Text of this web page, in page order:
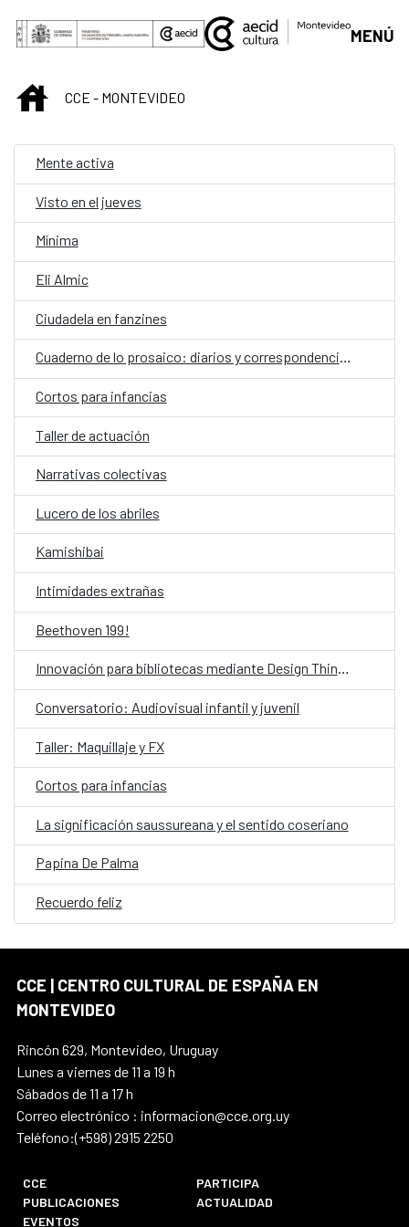
Saltar al contenido principal
MENÚ
INICIOCCE - MONTEVIDEO
Mente activa
Visto en el jueves
Mínima
Eli Almic
Ciudadela en fanzines
Cuaderno de lo prosaico: diarios y correspondencias
Cortos para infancias
Taller de actuación
Narrativas colectivas
Lucero de los abriles
Kamishibai
Intimidades extrañas
Beethoven 199!
Innovación para bibliotecas mediante Design Thinking asistido por IA
Conversatorio: Audiovisual infantil y juvenil
Taller: Maquillaje y FX
Cortos para infancias
La significación saussureana y el sentido coseriano
Papina De Palma
Recuerdo feliz
CCE | CENTRO CULTURAL DE ESPAÑA EN
MONTEVIDEO
Rincón 629, Montevideo, Uruguay
Lunes a viernes de 11 a 19 h
Sábados de 11 a 17 h
Correo electrónico : informacion@cce.org.uy
Teléfono:(+598) 2915 2250
CCE
PARTICIPA
PUBLICACIONES
ACTUALIDAD
EVENTOS